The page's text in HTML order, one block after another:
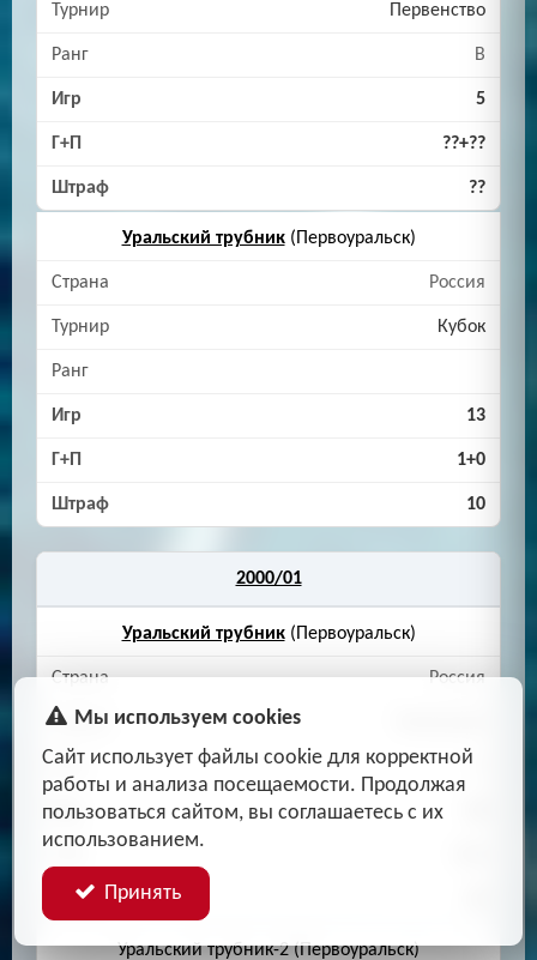
Первенство
B
5
??+??
??
Уральский трубник(Первоуральск)
Россия
Кубок
13
1+0
10
2000/01
Уральский трубник(Первоуральск)
Россия
Уральский трубник-2 (Первоуральск)
Мы используем cookies
Сайт использует файлы cookie для корректной
работы и анализа посещаемости. Продолжая
пользоваться сайтом, вы соглашаетесь с их
использованием.
Принять